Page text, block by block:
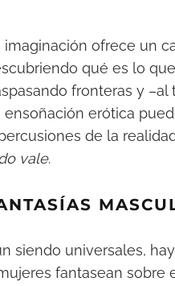
imaginación ofrece un
qué es lo
fronteras y
ensoñación erótica
de la
vale.
siendo universales,
fantasean sobre